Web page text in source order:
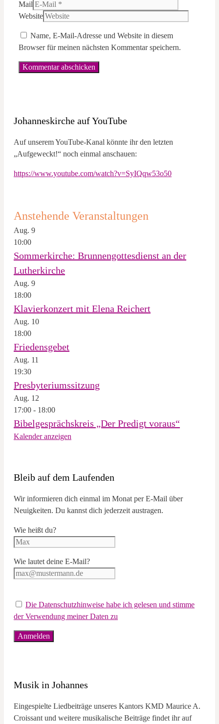
Mail
Website
Name, E-Mail-Adresse und Website in diesem
Browser für meinen nächsten Kommentar speichern.
Johanneskirche auf YouTube
Auf unserem YouTube-Kanal könnte ihr den letzten
„Aufgeweckt!“ noch einmal anschauen:
https://www.youtube.com/watch?v=SyIQqw53o50
Anstehende Veranstaltungen
Aug. 9
10:00
Sommerkirche: Brunnengottesdienst an der
Lutherkirche
Aug. 9
18:00
Klavierkonzert mit Elena Reichert
Aug. 10
18:00
Friedensgebet
Aug. 11
19:30
Presbyteriumssitzung
Aug. 12
17:00 - 18:00
Bibelgesprächskreis „Der Predigt voraus“
Kalender anzeigen
Bleib auf dem Laufenden
Wir informieren dich einmal im Monat per E-Mail über
Neuigkeiten. Du kannst dich jederzeit austragen.
Wie heißt du?
Wie lautet deine E-Mail?
Die Datenschutzhinweise habe ich gelesen und stimme
der Verwendung meiner Daten zu
Musik in Johannes
Eingespielte Liedbeiträge unseres Kantors KMD Maurice A.
Croissant und weitere musikalische Beiträge findet ihr auf